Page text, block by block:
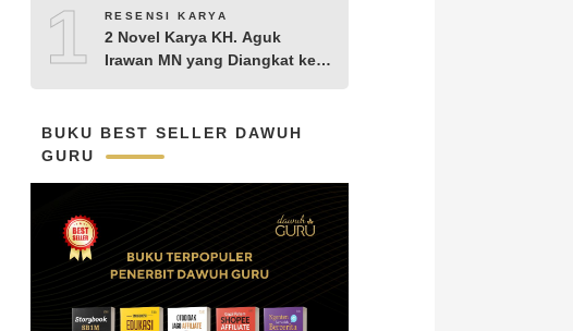
KH. Hasyim Asy’ari karya KH.
Aguk Irawan MN
10RESENSI KARYA
2 Novel Karya KH. Aguk
Irawan MN yang Diangkat ke
BUKU BEST SELLER DAWUH
GURU